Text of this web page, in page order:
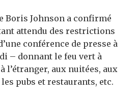
Boris Johnson a confirmé
attendu des restrictions
conférence de presse à
– donnant le feu vert à
l’étranger, aux nuitées, aux
pubs et restaurants, etc.